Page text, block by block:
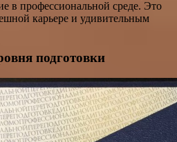
в профессиональной среде. Это
карьере и удивительным
подготовки